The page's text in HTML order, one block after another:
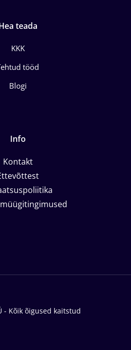
teada
KKK
tööd
Blogi
Info
Kontakt
- Kõik õigused kaitstud